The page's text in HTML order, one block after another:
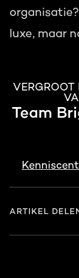
luxe, maar
VERGROOT
Team
ARTIKEL